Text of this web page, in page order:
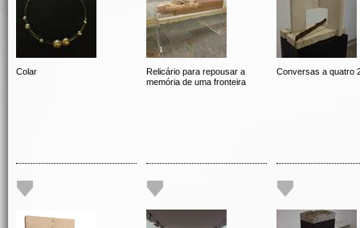
Colar
Relicário para repousar a
memória de uma fronteira
Conversas a quatro